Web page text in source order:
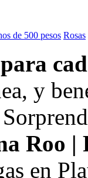
de 500 pesos Rosas
y
Roo |
en